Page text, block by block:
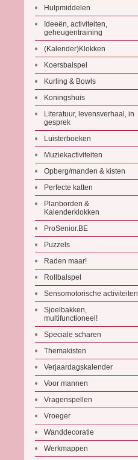
Hulpmiddelen
Ideeën, activiteiten,
geheugentraining
(Kalender)Klokken
Koersbalspel
Kurling & Bowls
Koningshuis
Literatuur, levensverhaal, in
gesprek
Luisterboeken
Muziekactiviteiten
Opberg/manden & kisten
Perfecte katten
Planborden &
Kalenderklokken
ProSenior.BE
Puzzels
Raden maar!
Rollbalspel
Sensomotorische activiteiten
Sjoelbakken,
multifunctioneel!
Speciale scharen
Themakisten
Verjaardagskalender
Voor mannen
Vragenspellen
Vroeger
Wanddecoratie
Werkmappen